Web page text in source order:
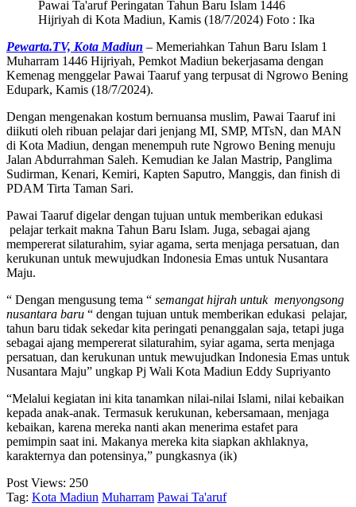
Pawai Ta'aruf Peringatan Tahun Baru Islam 1446
Hijriyah di Kota Madiun, Kamis (18/7/2024) Foto : Ika
Pewarta.TV, Kota Madiun – Memeriahkan Tahun Baru Islam 1
Muharram 1446 Hijriyah, Pemkot Madiun bekerjasama dengan
Kemenag menggelar Pawai Taaruf yang terpusat di Ngrowo Bening
Edupark, Kamis (18/7/2024).
Dengan mengenakan kostum bernuansa muslim, Pawai Taaruf ini
diikuti oleh ribuan pelajar dari jenjang MI, SMP, MTsN, dan MAN
di Kota Madiun, dengan menempuh rute Ngrowo Bening menuju
Jalan Abdurrahman Saleh. Kemudian ke Jalan Mastrip, Panglima
Sudirman, Kenari, Kemiri, Kapten Saputro, Manggis, dan finish di
PDAM Tirta Taman Sari.
Pawai Taaruf digelar dengan tujuan untuk memberikan edukasi
pelajar terkait makna Tahun Baru Islam. Juga, sebagai ajang
mempererat silaturahim, syiar agama, serta menjaga persatuan, dan
kerukunan untuk mewujudkan Indonesia Emas untuk Nusantara
Maju.
“ Dengan mengusung tema “ semangat hijrah untuk menyongsong
nusantara baru “ dengan tujuan untuk memberikan edukasi pelajar,
tahun baru tidak sekedar kita peringati penanggalan saja, tetapi juga
sebagai ajang mempererat silaturahim, syiar agama, serta menjaga
persatuan, dan kerukunan untuk mewujudkan Indonesia Emas untuk
Nusantara Maju” ungkap Pj Wali Kota Madiun Eddy Supriyanto
“Melalui kegiatan ini kita tanamkan nilai-nilai Islami, nilai kebaikan
kepada anak-anak. Termasuk kerukunan, kebersamaan, menjaga
kebaikan, karena mereka nanti akan menerima estafet para
pemimpin saat ini. Makanya mereka kita siapkan akhlaknya,
karakternya dan potensinya,” pungkasnya (ik)
Post Views: 250
Tag: Kota Madiun Muharram Pawai Ta'aruf